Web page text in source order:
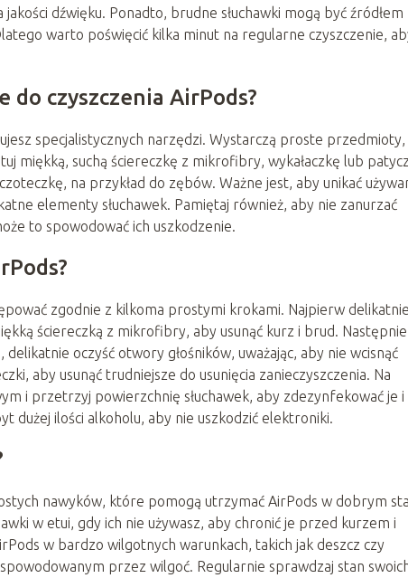
dźwięku. Ponadto, brudne słuchawki mogą być źródłem
warto poświęcić kilka minut na regularne czyszczenie,
czyszczenia AirPods?
specjalistycznych narzędzi. Wystarczą proste przedmioty,
miękką, suchą ściereczkę z mikrofibry, wykałaczkę lub
na przykład do zębów. Ważne jest, aby unikać
elementy słuchawek. Pamiętaj również, aby nie zanurzać
to spowodować ich uszkodzenie.
zgodnie z kilkoma prostymi krokami. Najpierw
ściereczką z mikrofibry, aby usunąć kurz i brud.
oczyść otwory głośników, uważając, aby nie wcisnąć
aby usunąć trudniejsze do usunięcia zanieczyszczenia. Na
i przetrzyj powierzchnię słuchawek, aby zdezynfekować je i
dużej ilości alkoholu, aby nie uszkodzić elektroniki.
nawyków, które pomogą utrzymać AirPods w dobrym
w etui, gdy ich nie używasz, aby chronić je przed kurzem i
w bardzo wilgotnych warunkach, takich jak deszcz czy
przez wilgoć. Regularnie sprawdzaj stan